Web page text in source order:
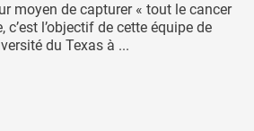
moyen de capturer « tout le cancer
l’objectif de cette équipe de
du Texas à ...